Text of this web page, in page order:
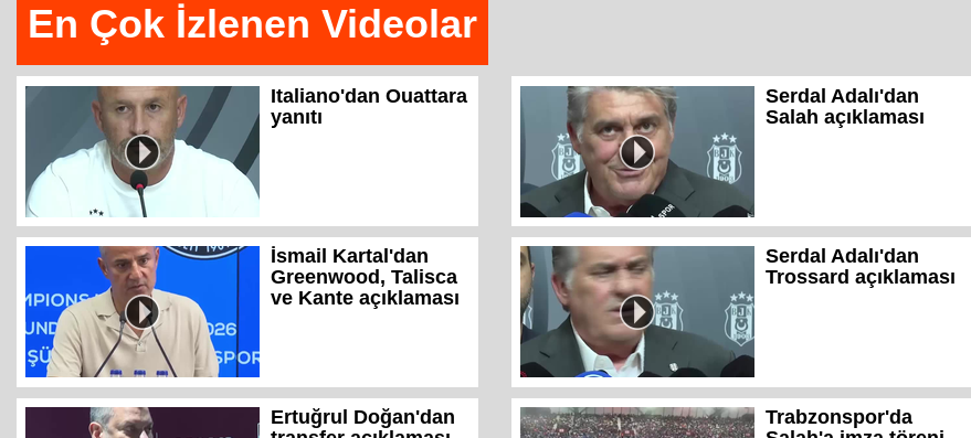
En Çok İzlenen Videolar
Italiano'dan Ouattara
yanıtı
Serdal Adalı'dan
Salah açıklaması
İsmail Kartal'dan
Greenwood, Talisca
ve Kante açıklaması
Serdal Adalı'dan
Trossard açıklaması
Ertuğrul Doğan'dan
Trabzonspor'da